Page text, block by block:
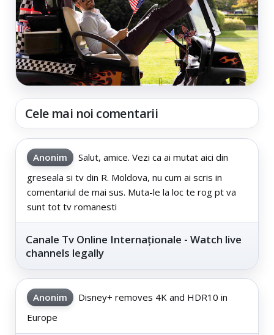
Cele mai noi comentarii
Anonim
Salut, amice. Vezi ca ai mutat aici din
greseala si tv din R. Moldova, nu cum ai scris in
comentariul de mai sus. Muta-le la loc te rog pt va
sunt tot tv romanesti
Canale Tv Online Internaționale - Watch live
channels legally
Anonim
Disney+ removes 4K and HDR10 in
Europe